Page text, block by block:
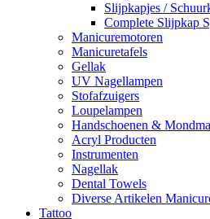
Slijpkapjes /
Complete Slijpkap
Manicuremotoren
Manicuretafels
Gellak
UV Nagellampen
Stofafzuigers
Loupelampen
Handschoenen &
Acryl Producten
Instrumenten
Nagellak
Dental Towels
Diverse Artikelen
Tattoo